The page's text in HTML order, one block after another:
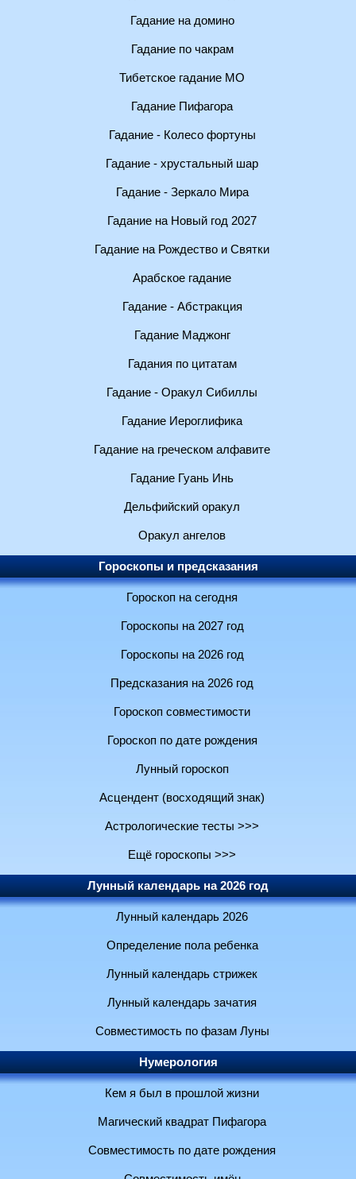
Гадание на домино
Гадание по чакрам
Тибетское гадание МО
Гадание Пифагора
Гадание - Колесо фортуны
Гадание - хрустальный шар
Гадание - Зеркало Мира
Гадание на Новый год 2027
Гадание на Рождество и Святки
Арабское гадание
Гадание - Абстракция
Гадание Маджонг
Гадания по цитатам
Гадание - Оракул Сибиллы
Гадание Иероглифика
Гадание на греческом алфавите
Гадание Гуань Инь
Дельфийский оракул
Оракул ангелов
Гороскопы и предсказания
Гороскоп на сегодня
Гороскопы на 2027 год
Гороскопы на 2026 год
Предсказания на 2026 год
Гороскоп совместимости
Гороскоп по дате рождения
Лунный гороскоп
Асцендент (восходящий знак)
Астрологические тесты >>>
Ещё гороскопы >>>
Лунный календарь на 2026 год
Лунный календарь 2026
Определение пола ребенка
Лунный календарь стрижек
Лунный календарь зачатия
Совместимость по фазам Луны
Нумерология
Кем я был в прошлой жизни
Магический квадрат Пифагора
Совместимость по дате рождения